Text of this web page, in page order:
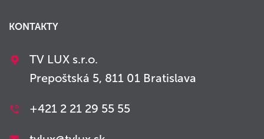
KONTAKTY
TV LUX s.r.o.
Prepoštská 5, 811 01 Bratislava
+421 2 21 29 55 55